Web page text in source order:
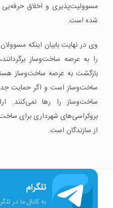
مسوولیت‌پذیری و اخلاق
شده است.
وی در نهایت بابیان اینکه
را به عرصه ساخت‌وساز
بازگشت به عرصه ساخت‌وساز
ساخت‌وساز است و اگر حمایت
ساخت‌وساز را رها نمی‌کنند.
بروکراسی‌های شهرداری برای
از سازندگان است.
تلگرام
به کانال ما در